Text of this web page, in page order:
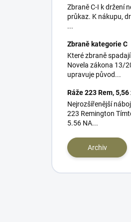
Zbraně C-I k držení
průkaz. K nákupu,
...
Zbraně kategorie C
Které zbraně
Novela zákona 13/
upravuje původ...
Ráže 223 Rem, 5,56
Nejrozšířenější
223 Remington
5.56 NA...
Archiv